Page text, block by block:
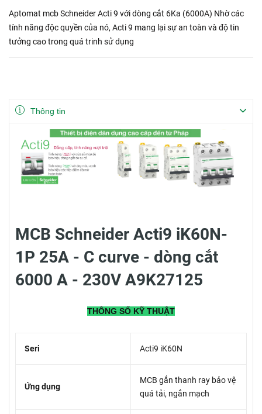
Aptomat mcb Schneider Acti 9 với dòng cắt 6Ka (6000A) Nhờ các
tính năng độc quyền của nó, Acti 9 mang lại sự an toàn và độ tin
tưởng cao trong quá trinh sử dụng
Thông tin
MCB Schneider Acti9 iK60N-
1P 25A - C curve - dòng cắt
6000 A - 230V A9K27125
THÔNG SỐ KỸ THUẬT
Seri Acti9 iK60N
Ứng dụng
MCB gắn thanh ray bảo vệ
quá tải, ngắn mạch